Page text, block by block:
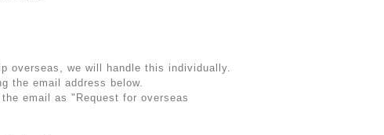
overseas, we will handle this individually.
the email address below.
email as "Request for overseas